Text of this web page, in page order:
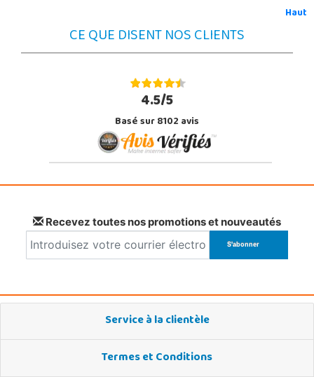
Haut
CE QUE DISENT NOS CLIENTS
4.5/5
Basé sur 8102 avis
Recevez toutes nos promotions et nouveautés
Service à la clientèle
Termes et Conditions